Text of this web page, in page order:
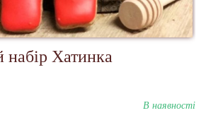
Хатинка
В наявності